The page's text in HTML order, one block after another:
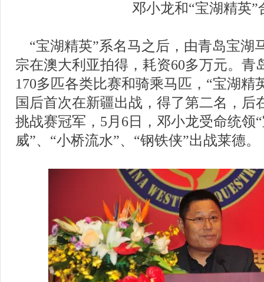
邓小龙和“宝湖精英”
“宝湖精英”系名马之后，由青岛宝湖
宗在澳大利亚拍得，耗资60多万元。青
170多匹各类比赛和骑乘马匹，“宝湖精
国后首次在新疆出战，得了第二名，后
挑战赛冠军，5月6日，邓小龙受命统领
威”、“小桥流水”、“钢铁侠”出战莱德。